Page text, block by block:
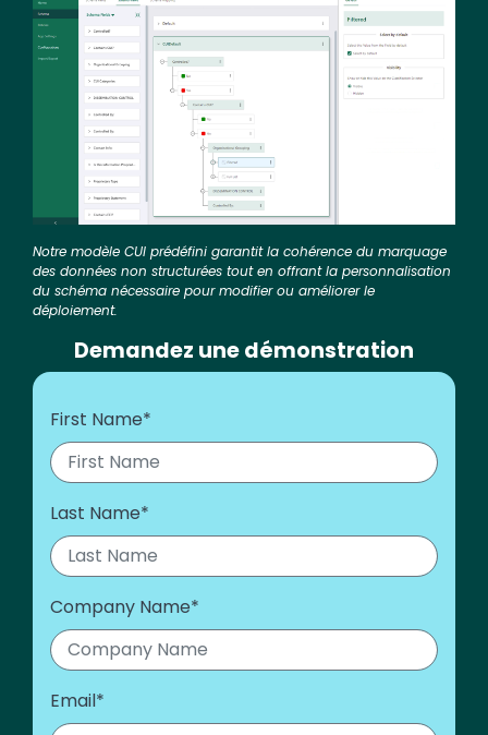
Notre modèle CUI prédéfini garantit la cohérence du marquage
des données non structurées tout en offrant la personnalisation
du schéma nécessaire pour modifier ou améliorer le
déploiement.
Demandez une démonstration
First Name*
Last Name*
Company Name*
Email*